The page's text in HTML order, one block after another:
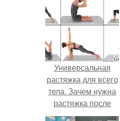
Универсальная
растяжка для всего
тела. Зачем нужна
растяжка после
тренировки?